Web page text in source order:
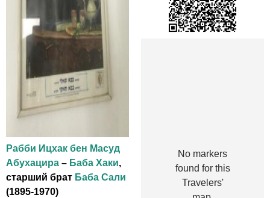
Рабби Ицхак бен Масуд
Абухацира – Баба Хаки,
старший брат Баба Сали
(1895-1970)
No markers
found for this
Travelers'